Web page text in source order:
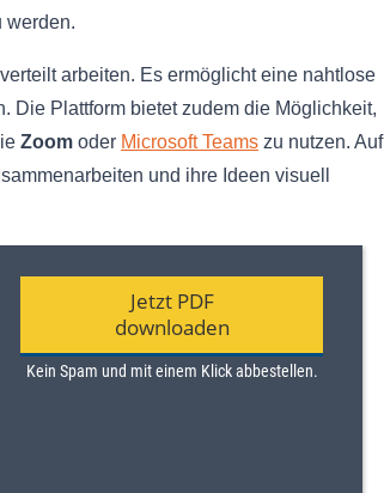
werden.
arbeiten. Es ermöglicht eine nahtlose
Die Plattform bietet zudem die Möglichkeit,
Zoom oder Microsoft Teams zu nutzen. Auf
und ihre Ideen visuell